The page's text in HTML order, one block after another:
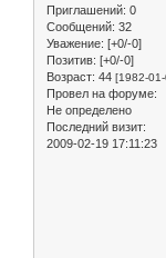
Приглашений: 0
Сообщений: 32
Уважение: [+0/-0]
Позитив: [+0/-0]
Возраст: 44 [1982-
Провел на форуме:
Не определено
Последний визит:
2009-02-19 17:11:23